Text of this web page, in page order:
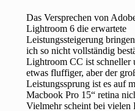
Das Versprechen von
Lightroom 6 die erwartete
Leistungssteigerung
ich so nicht vollständig
Lightroom CC ist schneller
etwas fluffiger, aber der
Leistungssprung ist es auf
Macbook Pro 15“ retina
Vielmehr scheint bei vielen